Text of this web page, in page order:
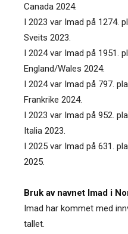
Canada 2024.
I 2023 var Imad på 1274.
Sveits 2023.
I 2024 var Imad på 1951.
England/Wales 2024.
I 2024 var Imad på 797.
Frankrike 2024.
I 2023 var Imad på 952.
Italia 2023.
I 2025 var Imad på 631.
2025.
Bruk av navnet Imad i
Imad har kommet med
tallet.